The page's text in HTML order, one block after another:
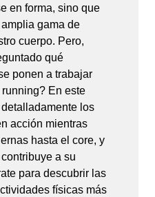
en forma, sino que
gama de
cuerpo. Pero,
qué
ponen a trabajar
En este
los
acción mientras
hasta el core, y
a su
para descubrir las
físicas más